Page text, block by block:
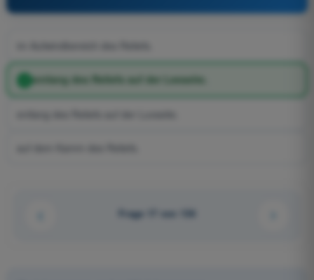
entlang des Reliefs auf der Leeseite.
Frage 17 von 136